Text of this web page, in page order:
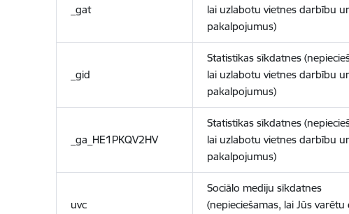
_gat
lai uzlabotu vietnes darbību
pakalpojumus)
_gid
Statistikas sīkdatnes
lai uzlabotu vietnes darbību
pakalpojumus)
_ga_HE1PKQV2HV
Statistikas sīkdatnes
lai uzlabotu vietnes darbību
pakalpojumus)
uvc
Sociālo mediju sīkdatnes
(nepieciešamas, lai Jūs varētu